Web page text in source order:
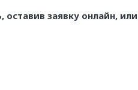
заявку онлайн,